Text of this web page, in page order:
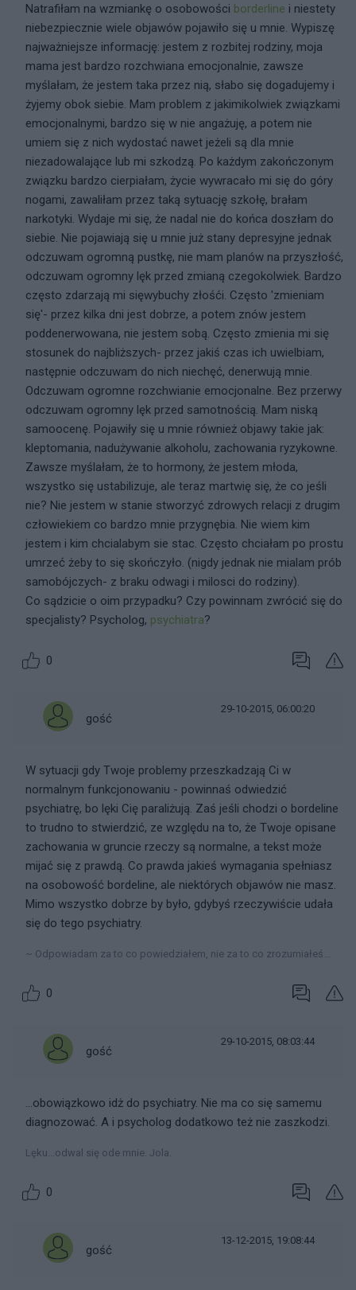
Natrafiłam na wzmiankę o osobowości borderline i niestety
niebezpiecznie wiele objawów pojawiło się u mnie. Wypiszę
najważniejsze informację: jestem z rozbitej rodziny, moja
mama jest bardzo rozchwiana emocjonalnie, zawsze
myślałam, że jestem taka przez nią, słabo się dogadujemy i
żyjemy obok siebie. Mam problem z jakimikolwiek związkami
emocjonalnymi, bardzo się w nie angażuję, a potem nie
umiem się z nich wydostać nawet jeżeli są dla mnie
niezadowalające lub mi szkodzą. Po każdym zakończonym
związku bardzo cierpiałam, życie wywracało mi się do góry
nogami, zawaliłam przez taką sytuację szkołę, brałam
narkotyki. Wydaje mi się, że nadal nie do końca doszłam do
siebie. Nie pojawiają się u mnie już stany depresyjne jednak
odczuwam ogromną pustkę, nie mam planów na przyszłość,
odczuwam ogromny lęk przed zmianą czegokolwiek. Bardzo
często zdarzają mi sięwybuchy złośći. Często 'zmieniam
się'- przez kilka dni jest dobrze, a potem znów jestem
poddenerwowana, nie jestem sobą. Często zmienia mi się
stosunek do najbliższych- przez jakiś czas ich uwielbiam,
następnie odczuwam do nich niechęć, denerwują mnie.
Odczuwam ogromne rozchwianie emocjonalne. Bez przerwy
odczuwam ogromny lęk przed samotnością. Mam niską
samoocenę. Pojawiły się u mnie również objawy takie jak:
kleptomania, nadużywanie alkoholu, zachowania ryzykowne.
Zawsze myślałam, że to hormony, że jestem młoda,
wszystko się ustabilizuje, ale teraz martwię się, że co jeśli
nie? Nie jestem w stanie stworzyć zdrowych relacji z drugim
człowiekiem co bardzo mnie przygnębia. Nie wiem kim
jestem i kim chcialabym sie stac. Często chciałam po prostu
umrzeć żeby to się skończyło. (nigdy jednak nie mialam prób
samobójczych- z braku odwagi i milosci do rodziny).
Co sądzicie o oim przypadku? Czy powinnam zwrócić się do
specjalisty? Psycholog, psychiatra?
0
gość
29-10-2015, 06:00:20
W sytuacji gdy Twoje problemy przeszkadzają Ci w
normalnym funkcjonowaniu - powinnaś odwiedzić
psychiatrę, bo lęki Cię paraliżują. Zaś jeśli chodzi o bordeline
to trudno to stwierdzić, ze względu na to, że Twoje opisane
zachowania w gruncie rzeczy są normalne, a tekst może
mijać się z prawdą. Co prawda jakieś wymagania spełniasz
na osobowość bordeline, ale niektórych objawów nie masz.
Mimo wszystko dobrze by było, gdybyś rzeczywiście udała
się do tego psychiatry.
~ Odpowiadam za to co powiedziałem, nie za to co zrozumiałeś...
0
gość
29-10-2015, 08:03:44
...obowiązkowo idż do psychiatry. Nie ma co się samemu
diagnozować. A i psycholog dodatkowo też nie zaszkodzi.
Lęku...odwal się ode mnie. Jola.
0
gość
13-12-2015, 19:08:44